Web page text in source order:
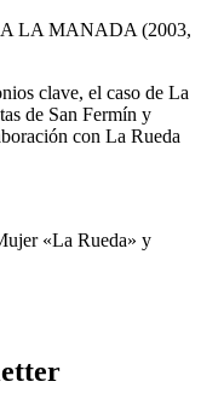
LA MANADA (2003,
clave, el caso de La
de San Fermín y
con La Rueda
«La Rueda» y